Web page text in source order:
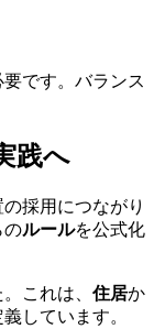
です。バランス
践へ
採用につながり
のルールを公式化
これは、 住居か
しています。